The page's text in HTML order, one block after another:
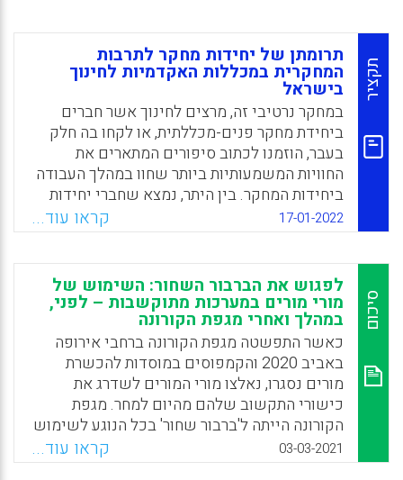
תקציר
תרומתן של יחידות מחקר לתרבות
המחקרית במכללות האקדמיות לחינוך
בישראל
במחקר נרטיבי זה, מרצים לחינוך אשר חברים
ביחידת מחקר פנים-מכללתית, או לקחו בה חלק
בעבר, הוזמנו לכתוב סיפורים המתארים את
החוויות המשמעותיות ביותר שחוו במהלך העבודה
ביחידות המחקר. בין היתר, נמצא שחברי יחידות
המחקר מוצבים בפוזיציה מורכבת ורגישה שבה
הם באים במגע עם מרצים מנוסים ובעלי השפעה
במכללה אשר עלולים לבוז או להתעלם
מאבחנותיהם. בנוסף, הסטנדרטים האקדמיים
אשר מונהגים באוניברסיטה אינם תואמים,
בהכרח, למטרות הפרקטיות והפדגוגיות של מורי
המורים במכללות האקדמיות לחינוך. לבסוף, עולה
שראשי ונשיאי המכללות האקדמיות ממלאים
תפקיד מרכזי בהקמת יחידות המחקר, בתקצובה
ובניווטה.
WhatsApp
Facebook
Email
X
17-01-2022 קראו עוד...
סיכום
לפגוש את הברבור השחור: השימוש של
מורי מורים במערכות מתוקשבות – לפני,
במהלך ואחרי מגפת הקורונה
כאשר התפשטה מגפת הקורונה ברחבי אירופה
באביב 2020 והקמפוסים במוסדות להכשרת
מורים נסגרו, נאלצו מורי המורים לשדרג את
כישורי התקשוב שלהם מהיום למחר. מגפת
הקורונה הייתה ל'ברבור שחור' בכל הנוגע לשימוש
של מורי מורים במערכות מתוקשבות. המאמר
הנוכחי הוא תוצר של תהליך חקר עצמי של קבוצת
03-03-2021 קראו עוד...